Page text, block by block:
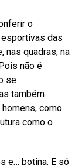
o
das
nas quadras, na
não é
se
também
como
como o
e… botina. E só